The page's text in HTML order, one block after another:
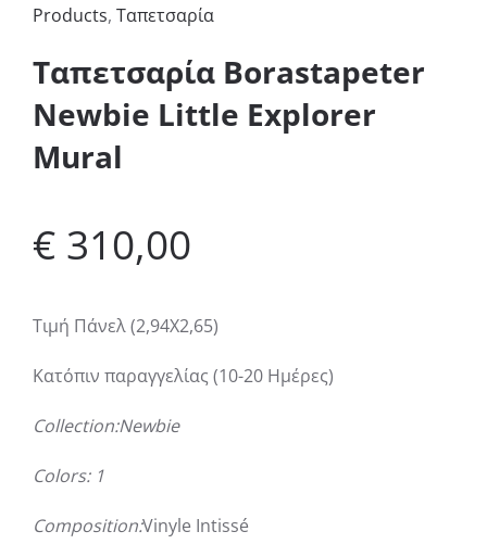
Products, Ταπετσαρία
Ταπετσαρία Borastapeter
Newbie Little Explorer
Mural
€ 310,00
Τιμή Πάνελ (2,94Χ2,65)
Κατόπιν παραγγελίας (10-20 Ημέρες)
Collection:Newbie
Colors: 1
Composition:Vinyle Intissé